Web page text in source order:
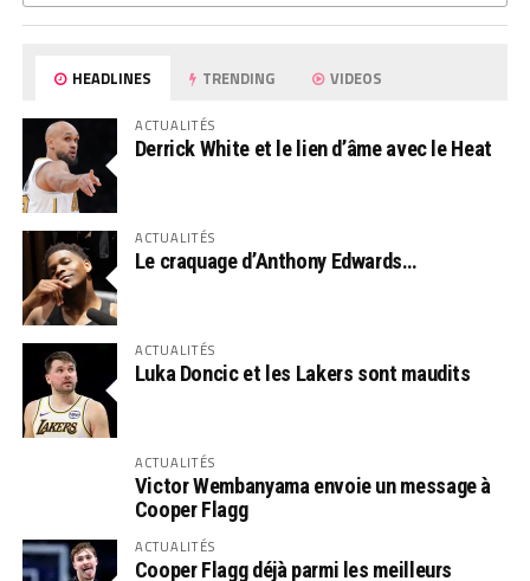
HEADLINES TRENDING VIDEOS
ACTUALITÉS
Derrick White et le lien d’âme avec le Heat
ACTUALITÉS
Le craquage d’Anthony Edwards…
ACTUALITÉS
Luka Doncic et les Lakers sont maudits
ACTUALITÉS
Victor Wembanyama envoie un message à
Cooper Flagg
ACTUALITÉS
Cooper Flagg déjà parmi les meilleurs